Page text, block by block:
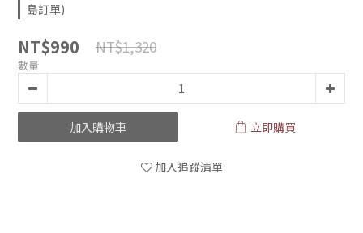
島訂單)
NT$990 NT$1,320
數量
加入購物車 立即購買
加入追蹤清單